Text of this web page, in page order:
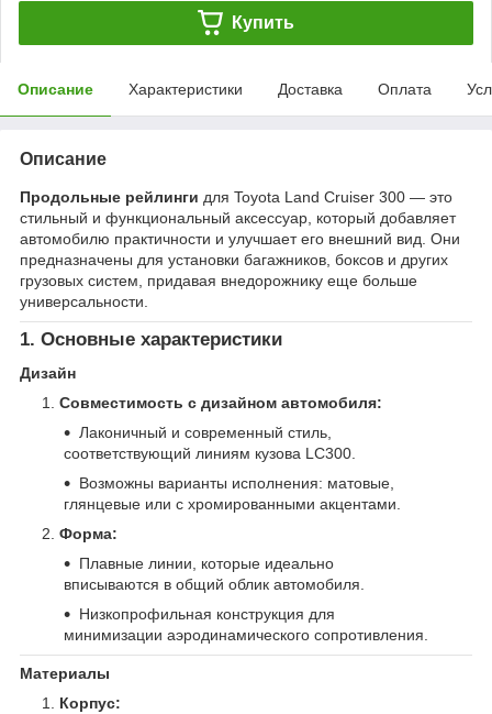
Купить
Описание Характеристики Доставка Оплата
Описание
Продольные рейлинги для Toyota Land Cruiser 300 — это
стильный и функциональный аксессуар, который добавляет
автомобилю практичности и улучшает его внешний вид. Они
предназначены для установки багажников, боксов и других
грузовых систем, придавая внедорожнику еще больше
универсальности.
1. Основные характеристики
Дизайн
Совместимость с дизайном автомобиля:
Лаконичный и современный стиль,
соответствующий линиям кузова LC300.
Возможны варианты исполнения: матовые,
глянцевые или с хромированными акцентами.
Форма:
Плавные линии, которые идеально
вписываются в общий облик автомобиля.
Низкопрофильная конструкция для
минимизации аэродинамического сопротивления.
Материалы
Корпус: